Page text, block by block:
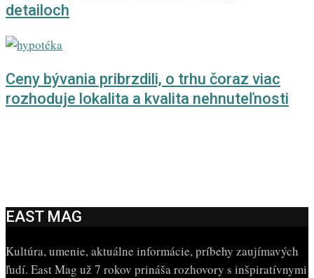
detailoch
Ceny bývania pribrzdili, o trhu čoraz viac
rozhoduje lokalita a kvalita nehnuteľnosti
EAST MAG
Kultúra, umenie, aktuálne informácie, príbehy zaujímavých
ľudí. East Mag už 7 rokov prináša rozhovory s inšpiratívnymi